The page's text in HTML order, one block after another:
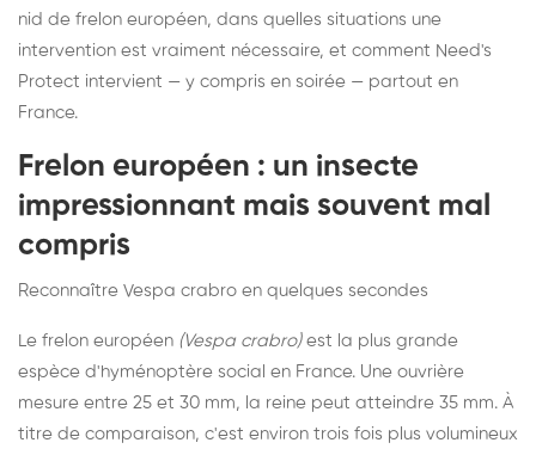
nid de frelon européen, dans quelles situations une
intervention est vraiment nécessaire, et comment Need's
Protect intervient — y compris en soirée — partout en
France.
Frelon européen : un insecte
impressionnant mais souvent mal
compris
Reconnaître Vespa crabro en quelques secondes
Le frelon européen (Vespa crabro)est la plus grande
espèce d'hyménoptère social en France. Une ouvrière
mesure entre 25 et 30 mm, la reine peut atteindre 35 mm. À
titre de comparaison, c'est environ trois fois plus volumineux